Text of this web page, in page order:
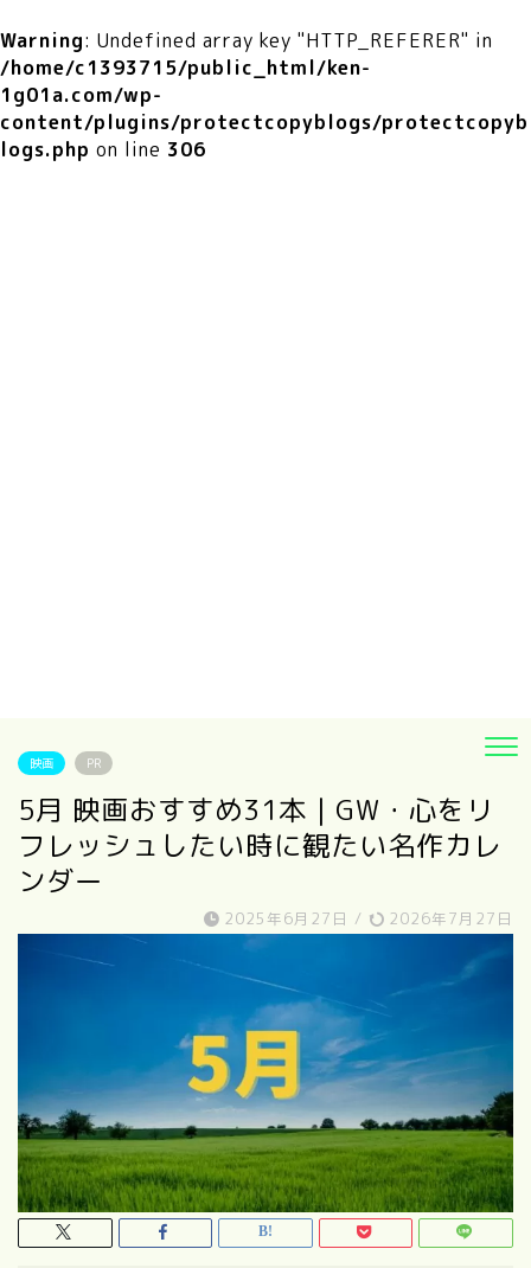
Warning: Undefined array key "HTTP_REFERER" in
/home/c1393715/public_html/ken-
1g01a.com/wp-
content/plugins/protectcopyblogs/protectcopyb
logs.php on line 306
映画 PR
5月 映画おすすめ31本｜GW・心をリ
フレッシュしたい時に観たい名作カレ
ンダー
2025年6月27日 / 2026年7月27日